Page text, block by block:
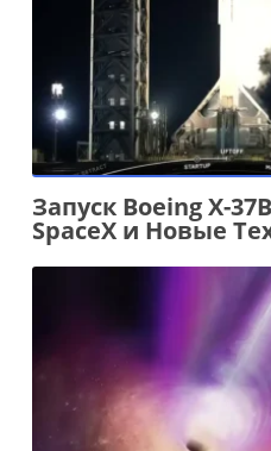
Запуск Boeing X-
SpaceX и Новые